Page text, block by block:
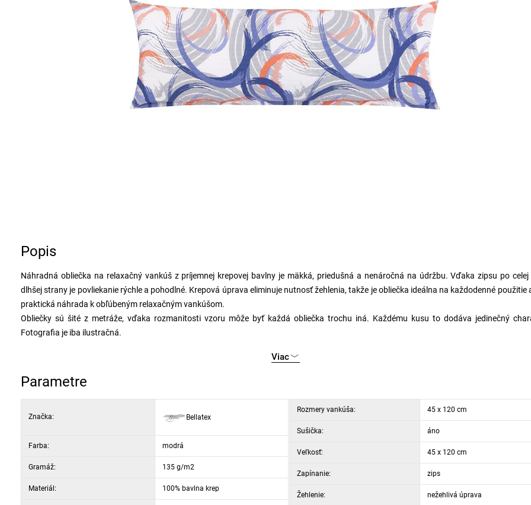
Popis
Náhradná obliečka na relaxačný vankúš z príjemnej krepovej bavlny je mäkká, priedušná a nenáročná na údržbu. Vďaka zipsu po celej
dlhšej strany je povliekanie rýchle a pohodlné. Krepová úprava eliminuje nutnosť žehlenia, takže je obliečka ideálna na každodenné použitie
praktická náhrada k obľúbeným relaxačným vankúšom.
Obliečky sú šité z metráže, vďaka rozmanitosti vzoru môže byť každá obliečka trochu iná. Každému kusu to dodáva jedinečný
Fotografia je iba ilustračná.
Viac
Parametre
Značka: Bellatex
Farba: modrá
Gramáž: 135 g/m2
Materiál: 100% bavlna krep
Rozmery vankúša: 45 x 120 cm
Sušička: áno
Veľkosť: 45 x 120 cm
Zapínanie: zips
Žehlenie: nežehlivá úprava